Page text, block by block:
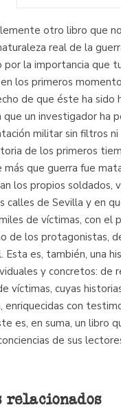
otro libro que
real de la
por la importancia que
los primeros
de que éste ha sido
que un investigador ha
militar sin filtros
de los primeros
que guerra fue
los propios soldados,
calles de Sevilla y en
de víctimas, con el
de los protagonistas, de
Esta es, también, una
y concretos: de
víctimas, cuyas
enriquecidas con
es, en suma, un libro
de sus